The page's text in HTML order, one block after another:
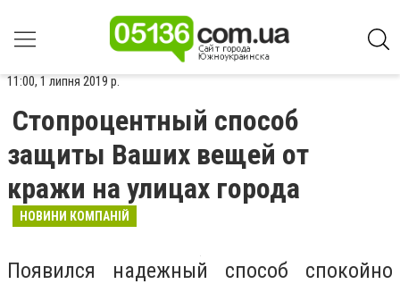
11:00, 1 липня 2019 р.
Стопроцентный способ
защиты Ваших вещей от
кражи на улицах города
НОВИНИ КОМПАНІЙ
Появился надежный способ спокойно